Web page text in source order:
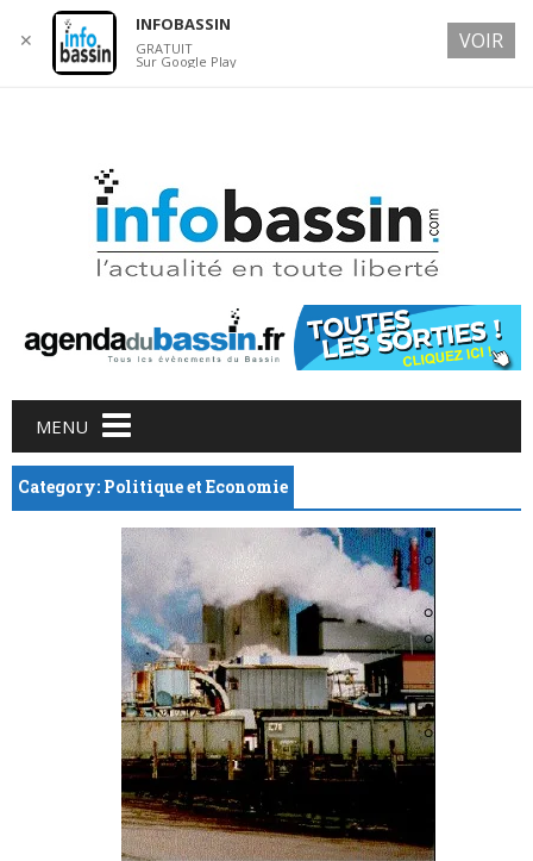
Main menu
content
MENU
Category: Politique et Economie
✕
INFOBASSIN
GRATUIT
Sur Google Play
VOIR